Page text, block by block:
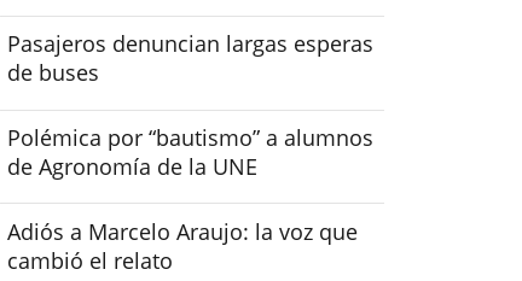
Pasajeros denuncian largas esperas
de buses
Polémica por “bautismo” a alumnos
de Agronomía de la UNE
Adiós a Marcelo Araujo: la voz que
cambió el relato